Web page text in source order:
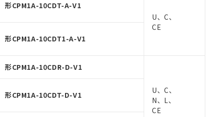
形CPM1A-10CDT-A-V1
U、C、
CE
形CPM1A-10CDT1-A-V1
形CPM1A-10CDR-D-V1
U、C、
N、L、
CE
形CPM1A-10CDT-D-V1